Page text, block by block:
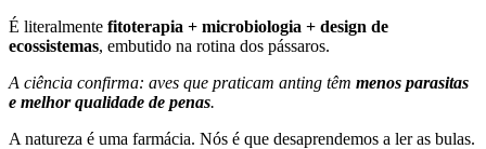
É literalmente fitoterapia + microbiologia + design de
ecossistemas, embutido na rotina dos pássaros.
A ciência confirma: aves que praticam anting têm menos parasitas
e melhor qualidade de penas.
A natureza é uma farmácia. Nós é que desaprendemos a ler as bulas.